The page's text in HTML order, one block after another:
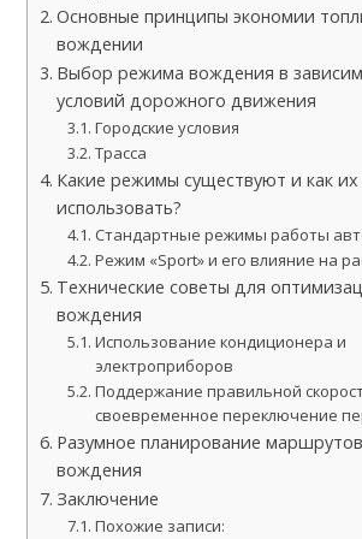
Основные принципы экономии
вождении
Выбор режима вождения в
условий дорожного движения
Городские условия
Трасса
Какие режимы существуют и как их
использовать?
Стандартные режимы работы
Режим «Sport» и его влияние на
Технические советы для
вождения
Использование кондиционера и
электроприборов
Поддержание правильной
своевременное переключение
Разумное планирование
вождения
Заключение
Похожие записи: